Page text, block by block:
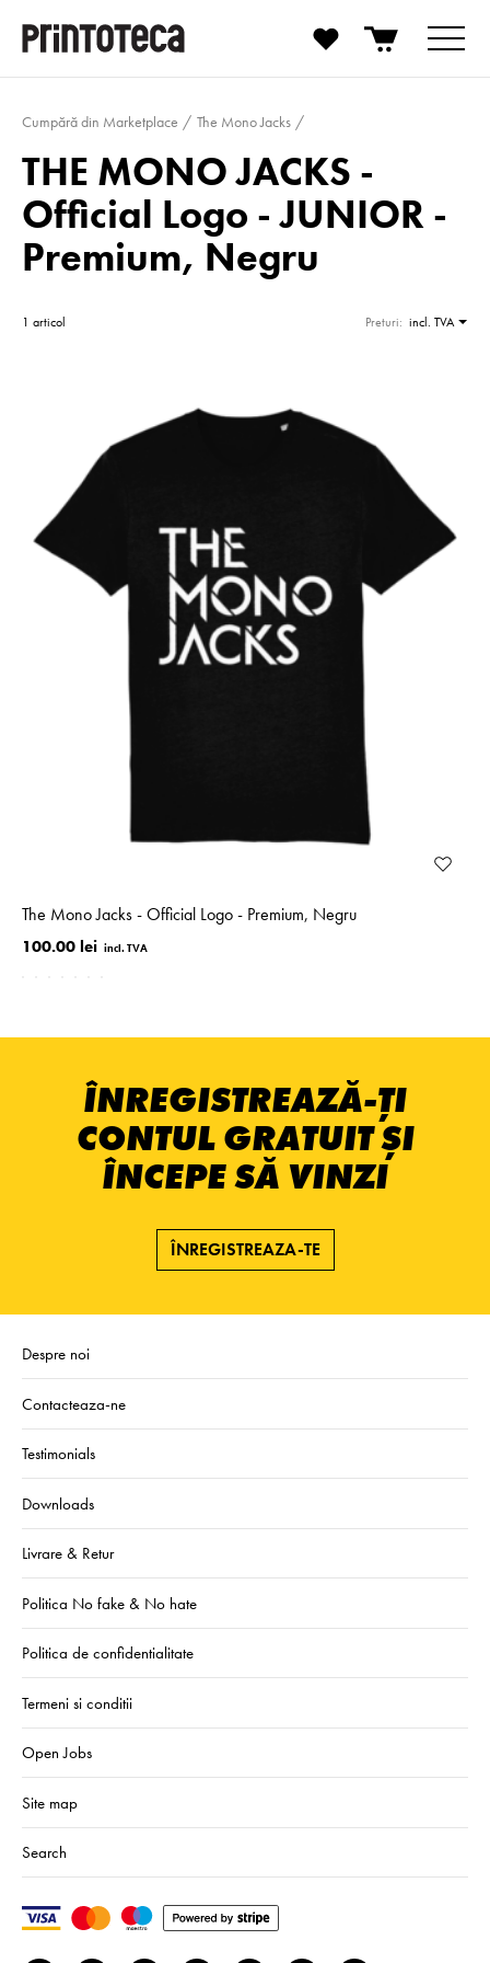
Cumpără din Marketplace The Mono Jacks
THE MONO JACKS -
Official Logo - JUNIOR -
Premium, Negru
1 articol Preturi: incl. TVA
The Mono Jacks - Official Logo - Premium, Negru
100.00 lei
ÎNREGISTREAZĂ-ȚI
CONTUL GRATUIT ȘI
ÎNCEPE SĂ VINZI
ÎNREGISTREAZA-TE
Despre noi
Contacteaza-ne
Testimonials
Downloads
Livrare & Retur
Politica No fake & No hate
Politica de confidentialitate
Termeni si conditii
Open Jobs
Site map
Search